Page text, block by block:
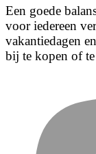
Een goede
voor iedereen
vakantiedagen
bij te kopen of